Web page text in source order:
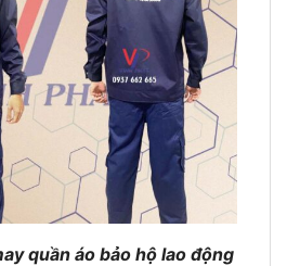
quần áo bảo hộ lao động